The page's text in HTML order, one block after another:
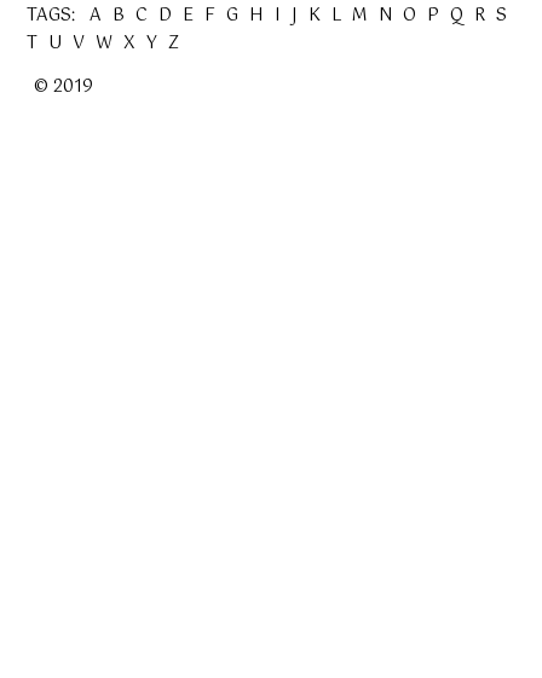
TAGS: A B C D E F G H I J K L M N O P Q R S
T U V W X Y Z
© 2019